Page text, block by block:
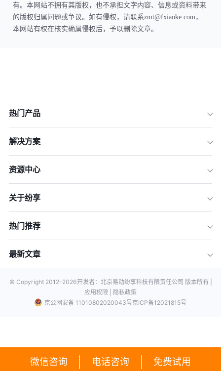
微信咨询 电话咨询 免费试用
有。本网站不拥有其版权，也不承担文字内容、信息或资料带来
的版权归属问题或争议。如有侵权，请联系zmt@fxiaoke.com，
本网站有权在核实确属侵权后，予以删除文章。
热门产品
解决方案
资源中心
关于纷享
热门推荐
最新文章
© Copyright 2012-2026开发者：北京易动纷享科技有限责任公司 版本所有 |
应用权限 |
隐私政策
京公网安备 11010802020043号京ICP备12021815号